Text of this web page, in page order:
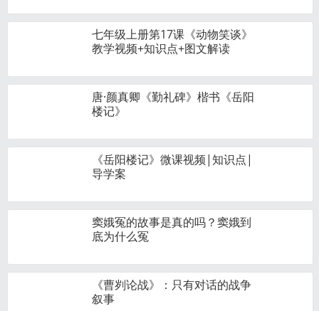
七年级上册第17课《动物笑谈》
教学视频+知识点+图文解读
唐·颜真卿《勤礼碑》楷书《岳阳
楼记》
《岳阳楼记》微课视频|知识点|
导学案
窦娥冤的故事是真的吗？窦娥到
底为什么冤
《曹刿论战》：只有对话的战争
叙事